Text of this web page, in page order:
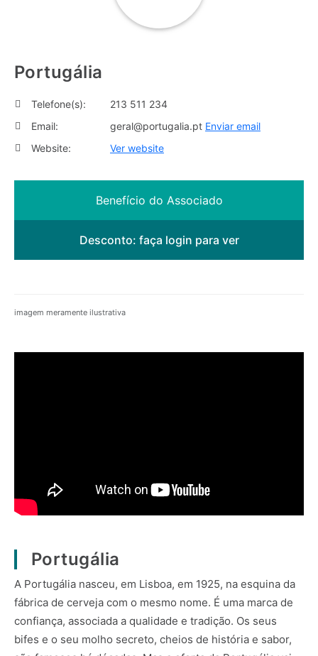
Portugália
Telefone(s):
213 511 234
Email:
geral@portugalia.pt Enviar email
Website:
Ver website
Benefício do Associado
Desconto: faça login para ver
imagem meramente ilustrativa
Portugália
A Portugália nasceu, em Lisboa, em 1925, na esquina da
fábrica de cerveja com o mesmo nome. É uma marca de
confiança, associada a qualidade e tradição. Os seus
bifes e o seu molho secreto, cheios de história e sabor,